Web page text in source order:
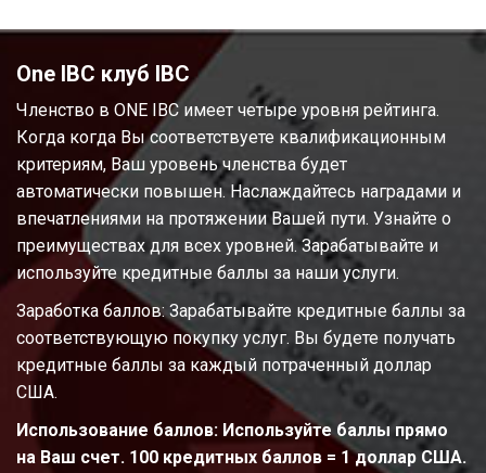
One IBC клуб IBC
Членство в ONE IBC имеет четыре уровня рейтинга.
Когда когда Вы соответствуете квалификационным
критериям, Ваш уровень членства будет
автоматически повышен. Наслаждайтесь наградами и
впечатлениями на протяжении Вашей пути. Узнайте о
преимуществах для всех уровней. Зарабатывайте и
используйте кредитные баллы за наши услуги.
Заработка баллов: Зарабатывайте кредитные баллы за
соответствующую покупку услуг. Вы будете получать
кредитные баллы за каждый потраченный доллар
США.
Использование баллов: Используйте баллы прямо
на Ваш счет. 100 кредитных баллов = 1 доллар США.